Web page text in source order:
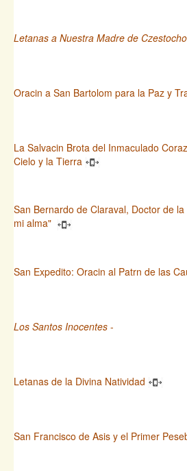
Letanas a Nuestra Madre de
Oracin a San Bartolom para la Paz y
La Salvacin Brota del Inmaculado
Cielo y la Tierra
San Bernardo de Claraval, Doctor de
mi alma"
San Expedito: Oracin al Patrn de las
Los Santos Inocentes -
Letanas de la Divina Natividad
San Francisco de Asis y el Primer